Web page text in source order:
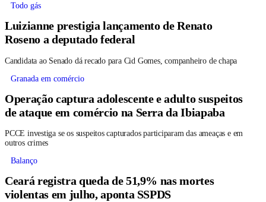
Todo gás
Luizianne prestigia lançamento de Renato
Roseno a deputado federal
Candidata ao Senado dá recado para Cid Gomes, companheiro de chapa
Granada em comércio
Operação captura adolescente e adulto suspeitos
de ataque em comércio na Serra da Ibiapaba
PCCE investiga se os suspeitos capturados participaram das ameaças e em
outros crimes
Balanço
Ceará registra queda de 51,9% nas mortes
violentas em julho, aponta SSPDS